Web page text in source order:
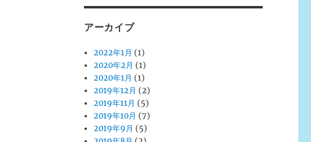
アーカイブ
2022年1月 (1)
2020年2月 (1)
2020年1月 (1)
2019年12月 (2)
2019年11月 (5)
2019年10月 (7)
2019年9月 (5)